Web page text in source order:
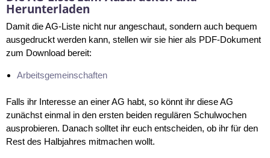
Herunterladen
Damit die AG-Liste nicht nur angeschaut, sondern auch bequem
ausgedruckt werden kann, stellen wir sie hier als PDF-Dokument
zum Download bereit:
Arbeitsgemeinschaften
Falls ihr Interesse an einer AG habt, so könnt ihr diese AG
zunächst einmal in den ersten beiden regulären Schulwochen
ausprobieren. Danach solltet ihr euch entscheiden, ob ihr für den
Rest des Halbjahres mitmachen wollt.